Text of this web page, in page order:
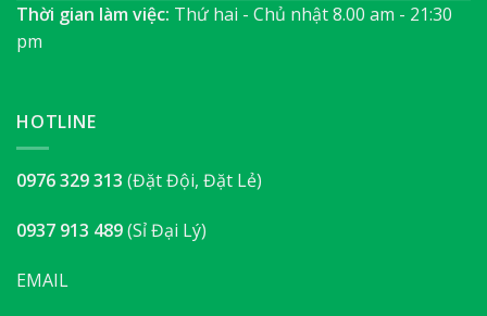
Thời gian làm việc: Thứ hai - Chủ nhật 8.00 am - 21:30
pm
HOTLINE
0976 329 313 (Đặt Đội, Đặt Lẻ)
0937 913 489(Sỉ Đại Lý)
EMAIL